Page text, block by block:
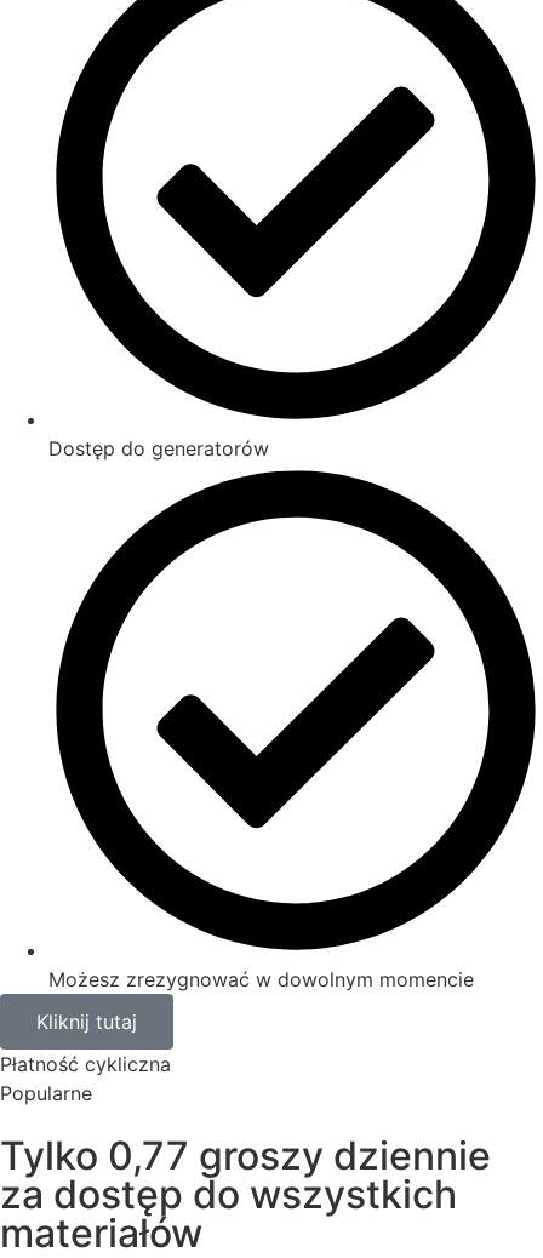
Dostęp do generatorów
Możesz zrezygnować w dowolnym momencie
Kliknij tutaj
Płatność cykliczna
Popularne
Tylko 0,77 groszy dziennie
za dostęp do wszystkich
materiałów